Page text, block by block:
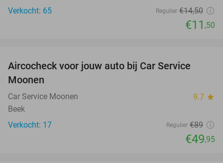
Verkocht: 65
Regulier €14,50
€11 ,50
Aircocheck voor jouw auto bij Car Service
Moonen
Car Service Moonen 9.7 star
Beek
Verkocht: 17
Regulier €89
€49,95